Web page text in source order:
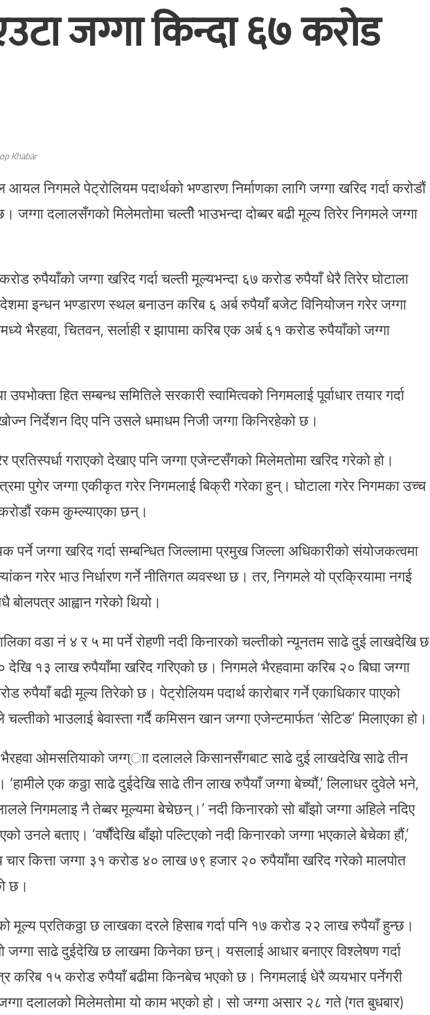
जग्गा किन्दा ६७ करोड
Khabar
निगमले पेट्रोलियम पदार्थको भण्डारण निर्माणका लागि जग्गा खरिद गर्दा करोडौं
जग्गा दलालसँगको मिलेमतोमा चल्तीे भाउभन्दा दोब्बर बढी मूल्य तिरेर निगमले जग्गा
रुपैयाँको जग्गा खरिद गर्दा चल्ती मूल्यभन्दा ६७ करोड रुपैयाँ धेरै तिरेर घोटाला
इन्धन भण्डारण स्थल बनाउन करिब ६ अर्ब रुपैयाँ बजेट विनियोजन गरेर जग्गा
भैरहवा, चितवन, सर्लाही र झापामा करिब एक अर्ब ६१ करोड रुपैयाँको जग्गा
हित सम्बन्ध समितिले सरकारी स्वामित्वको निगमलाई पूर्वाधार तयार गर्दा
निर्देशन दिए पनि उसले धमाधम निजी जग्गा किनिरहेको छ।
गराएको देखाए पनि जग्गा एजेन्टसँगको मिलेमतोमा खरिद गरेको हो।
पुगेर जग्गा एकीकृत गरेर निगमलाई बिक्री गरेका हुन्। घोटाला गरेर निगमका उच्च
रकम कुम्ल्याएका छन्।
जग्गा खरिद गर्दा सम्बन्धित जिल्लामा प्रमुख जिल्ला अधिकारीको संयोजकत्वमा
गरेर भाउ निर्धारण गर्ने नीतिगत व्यवस्था छ। तर, निगमले यो प्रक्रियामा नगई
आह्वान गरेको थियो।
वडा नं ४ र ५ मा पर्ने रोहणी नदी किनारको चल्तीको न्यूनतम साढे दुई लाखदेखि छ
१३ लाख रुपैयाँमा खरिद गरिएको छ। निगमले भैरहवामा करिब २० बिघा जग्गा
रुपैयाँ बढी मूल्य तिरेको छ। पेट्रोलियम पदार्थ कारोबार गर्ने एकाधिकार पाएको
चल्तीको भाउलाई बेवास्ता गर्दै कमिसन खान जग्गा एजेन्टमार्फत ‘सेटिङ’ मिलाएका हो।
भैरहवा ओमसतियाको जग्ग्ाा दलालले किसानसँगबाट साढे दुई लाखदेखि साढे तीन
एक कठ्ठा साढे दुईदेखि साढे तीन लाख रुपैयाँ जग्गा बेच्यौं,’ लिलाधर दुवेले भने,
निगमलाइ नै तेब्बर मूल्यमा बेचेछन्।’ नदी किनारको सो बाँझो जग्गा अहिले नदिए
उनले बताए। ‘वर्षौंदेखि बाँझो पल्टिएको नदी किनारको जग्गा भएकाले बेचेका हौं,’
कित्ता जग्गा ३१ करोड ४० लाख ७९ हजार २० रुपैयाँमा खरिद गरेको मालपोत
छ।
मूल्य प्रतिकठ्ठा छ लाखका दरले हिसाब गर्दा पनि १७ करोड २२ लाख रुपैयाँ हुन्छ।
जग्गा साढे दुईदेखि छ लाखमा किनेका छन्। यसलाई आधार बनाएर विश्लेषण गर्दा
करिब १५ करोड रुपैयाँ बढीमा किनबेच भएको छ। निगमलाई धेरै व्ययभार पर्नेगरी
दलालको मिलेमतोमा यो काम भएको हो। सो जग्गा असार २८ गते (गत बुधबार)